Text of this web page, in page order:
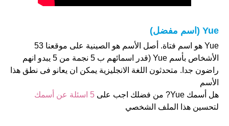
Yue (اسم مفضل)
Yue هو اسم فتاة. أصل الأسم هو الصينية على موقعنا 53
الأشخاص بأسم Yue (قدر اسمائهم ب 5 نجمة من 5 يبدو انهم
راضون جدا. متحدثون اللغة الانجليزية يمكن ان يعانو فى نطق هذا
الأسم
هل أسمك Yue? من فضلك اجب على
5 اسئلة عن أسمك
لتحسين هذا الملف الشخصي